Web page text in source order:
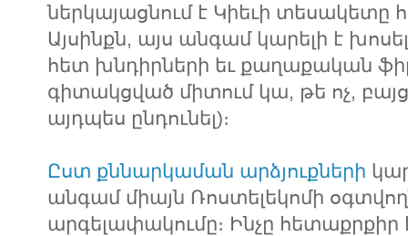
ներկայացնում է Կիեւի տեսակետը
Այսինքն, այս անգամ կարելի է
հետ խնդիրների եւ քաղաքական
գիտակցված միտում կա, թե ոչ,
այդպես ընդունել)։
Ըստ քննարկաման արձյուքների
անգամ միայն Ռոստելեկոմի
արգելափակումը։ Ինչը հետաքրքիր